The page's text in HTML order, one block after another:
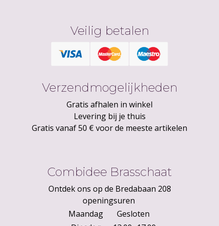
Veilig betalen
Verzendmogelijkheden
Gratis afhalen in winkel
Levering bij je thuis
Gratis vanaf 50 € voor de meeste artikelen
Combidee Brasschaat
Ontdek ons op de Bredabaan 208
openingsuren
Maandag
Gesloten